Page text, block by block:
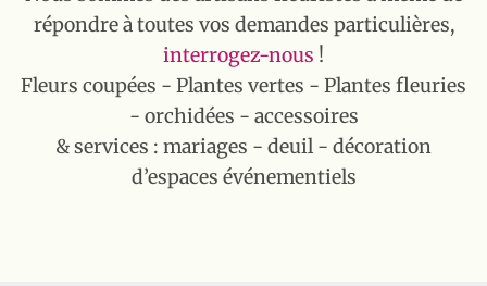
répondre à toutes vos demandes particulières,
interrogez-nous !
Fleurs coupées - Plantes vertes - Plantes fleuries
- orchidées - accessoires
& services : mariages - deuil - décoration
d’espaces événementiels